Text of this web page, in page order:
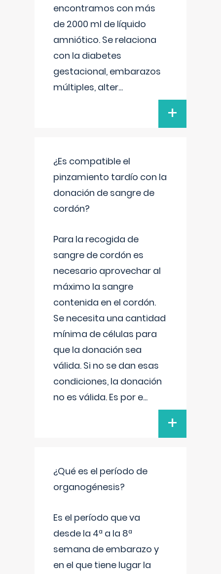
encontramos con más
de 2000 ml de líquido
amniótico. Se relaciona
con la diabetes
gestacional, embarazos
múltiples, alter...
+
¿Es compatible el
pinzamiento tardío con la
donación de sangre de
cordón?
Para la recogida de
sangre de cordón es
necesario aprovechar al
máximo la sangre
contenida en el cordón.
Se necesita una cantidad
mínima de células para
que la donación sea
válida. Si no se dan esas
condiciones, la donación
no es válida. Es por e...
+
¿Qué es el período de
organogénesis?
Es el período que va
desde la 4ª a la 8ª
semana de embarazo y
en el que tiene lugar la